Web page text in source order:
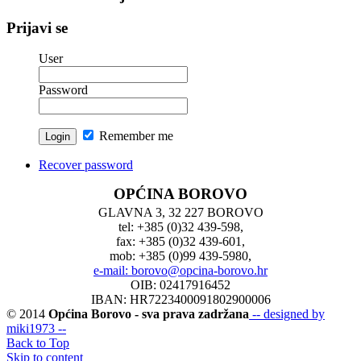
Prijavi se
User
Password
Remember me
Recover password
OPĆINA BOROVO
GLAVNA 3, 32 227 BOROVO
tel: +385 (0)32 439-598,
fax: +385 (0)32 439-601,
mob: +385 (0)99 439-5980,
e-mail: borovo@opcina-borovo.hr
OIB: 02417916452
IBAN: HR7223400091802900006
© 2014 Općina Borovo - sva prava zadržana -- designed by
miki1973 --
Back to Top
Skip to content